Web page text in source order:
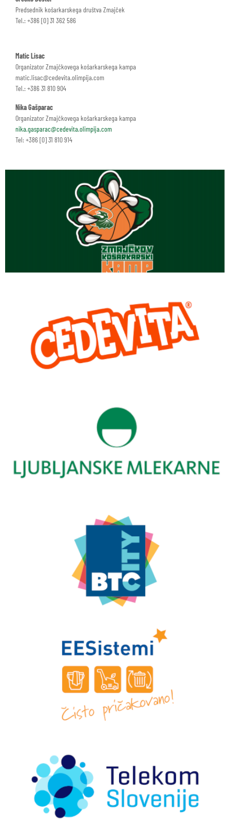
Predsednik košarkarskega društva Zmajček
Tel.: +386 [0] 31 362 586
Matic Lisac
Organizator Zmajčkovega košarkarskega kampa
matic.lisac@cedevita.olimpija.com
Tel.: +386 31 810 904
Nika Gašparac
Organizator Zmajčkovega košarkarskega kampa
nika.gasparac@cedevita.olimpija.com
Tel: +386 [0] 31 810 914